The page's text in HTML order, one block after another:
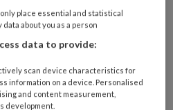
de
nieuwsbrief
het
place essential and statistical
about you as a person
data to provide:
scan device characteristics for
information on a device. Personalised
and content measurement,
development.